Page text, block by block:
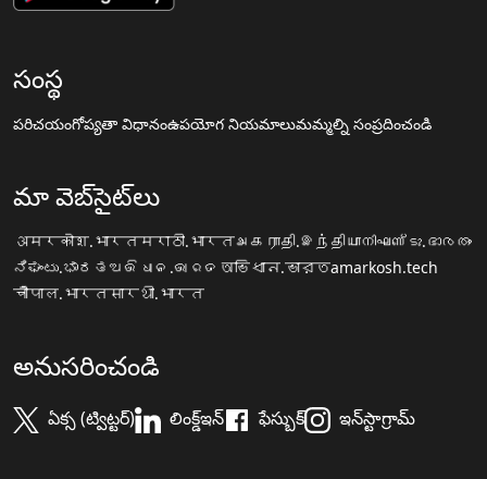
సంస్థ
పరిచయంగోప్యతా విధానంఉపయోగ నియమాలుమమ్మల్ని సంప్రదించండి
మా వెబ్‌సైట్‌లు
अमरकोश.भारतमराठी.भारतஅகராதி.இந்தியாനിഘണ്ടു.ഭാരതം
ನಿಘಂಟು.ಭಾರತ ଅଭିଧାନ.ଭାରତ অভিধান.ভারতamarkosh.tech
चौपाल.भारतसारथी.भारत
అనుసరించండి
ఏక్స (ట్విట్టర్) లింక్డ్ఇన్ ఫేస్బుక్ ఇన్‌స్టాగ్రామ్